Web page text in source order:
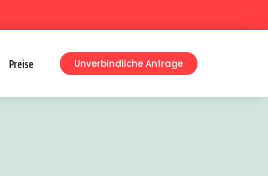
Preise Unverbindliche Anfrage